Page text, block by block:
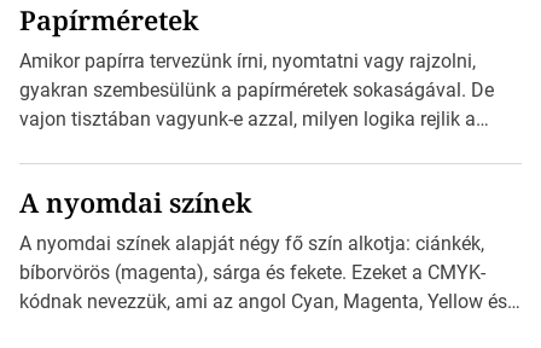
Illustratorban készült vektorgrafika. *Hirdetés Minden
esetben konzultáljunk a nyomdával, mielőtt elkezdjük a
nyomdai előkészítést!Nehogy az elkészült munka után
derüljön ki, hogy valamit másképp kellett volna csinálni! […]
Papírméretek
Amikor papírra tervezünk írni, nyomtatni vagy rajzolni,
gyakran szembesülünk a papírméretek sokaságával. De
vajon tisztában vagyunk-e azzal, milyen logika rejlik a
*Hirdetés Ebben a cikkben a papírméretek izgalmas
világába kalauzolunk el téged, hogy jobban megértsd,
milyen szempontok alapján érdemes választanod a
jövőben. Bevezetés a papírméretek világába A […]
A nyomdai színek
A nyomdai színek alapját négy fő szín alkotja: ciánkék,
bíborvörös (magenta), sárga és fekete. Ezeket a CMYK-
kódnak nevezzük, ami az angol Cyan, Magenta, Yellow és